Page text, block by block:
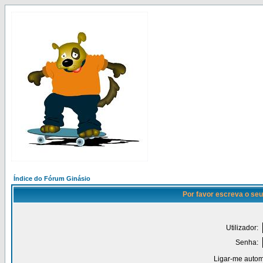
Índice do Fórum Ginásio
Por favor escreva o
Utilizador:
Senha:
Ligar-me